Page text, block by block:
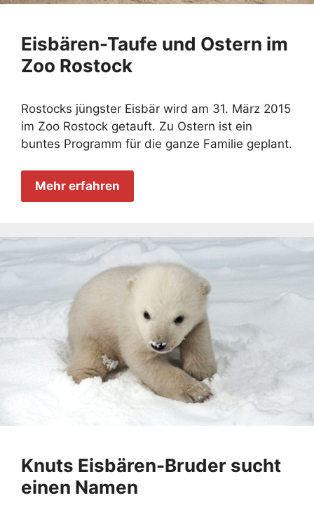
Eisbären-Taufe und Ostern im
Zoo Rostock
Rostocks jüngster Eisbär wird am 31. März 2015
im Zoo Rostock getauft. Zu Ostern ist ein
buntes Programm für die ganze Familie geplant.
Mehr erfahren
Knuts Eisbären-Bruder sucht
einen Namen